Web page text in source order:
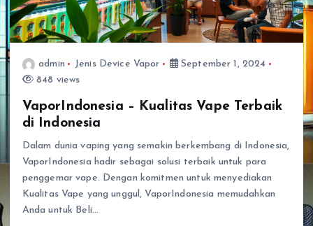
admin Jenis Device Vapor
September 1, 2024
848 views
VaporIndonesia – Kualitas Vape Terbaik
di Indonesia
Dalam dunia vaping yang semakin berkembang di Indonesia,
VaporIndonesia hadir sebagai solusi terbaik untuk para
penggemar vape. Dengan komitmen untuk menyediakan
Kualitas Vape yang unggul, VaporIndonesia memudahkan
Anda untuk Beli…